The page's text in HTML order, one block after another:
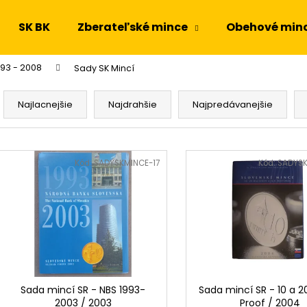
SK BK Zberateľské mince Obehové
- 2008 Sady SK Mincí
R
Najlacnejšie Najdrahšie Najpredávanejšie
Sada mincí SR - NBS 1993-
2003 / 2003
Kód:SADYSKMINCE-17
Sada mincí SR - 10 a
Proof / 2004
Kód:
Čo potrebujete nájsť?
HĽADAŤ
Odporúčame